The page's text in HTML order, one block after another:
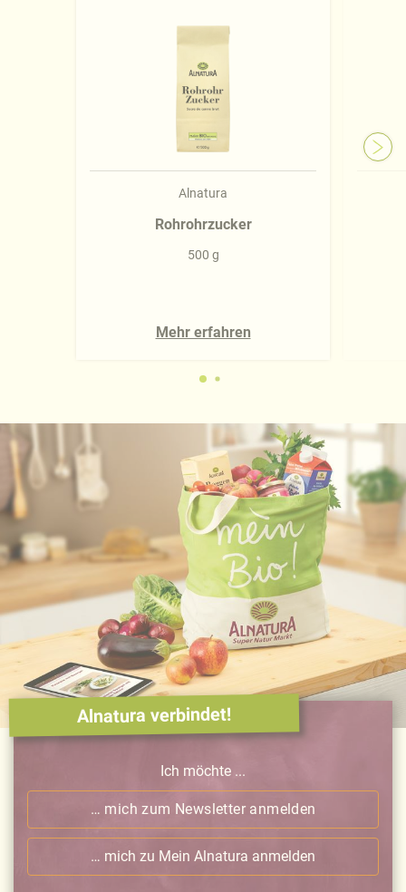
Alnatura
Rohrohrzucker
500 g
Mehr erfahren
Alnatura verbindet!
Ich möchte ...
… mich zum Newsletter anmelden
… mich zu Mein Alnatura anmelden